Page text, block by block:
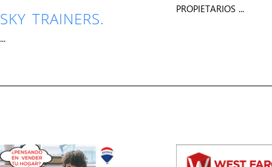
SKY TRAINERS.
...
PROPIETARIOS ...